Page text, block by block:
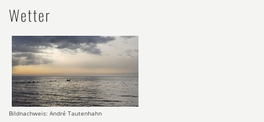
Wetter
Bildnachweis: André Tautenhahn